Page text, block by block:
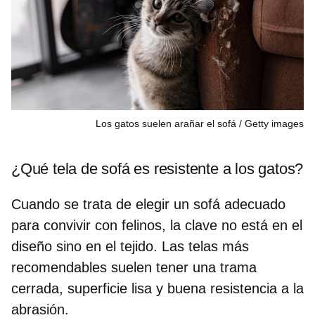
Los gatos suelen arañar el sofá Getty images
¿Qué tela de sofá es resistente a los gatos?
Cuando se trata de elegir un sofá adecuado
para convivir con felinos, la clave no está en el
diseño sino en el tejido. Las telas más
recomendables suelen tener una trama
cerrada, superficie lisa y buena resistencia a la
abrasión.